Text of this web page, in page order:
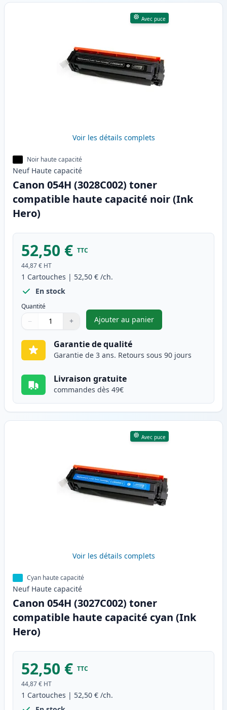
Avec puce
Voir les détails complets
Noir haute capacité
Neuf Haute capacité
Canon 054H (3028C002) toner
compatible haute capacité noir (Ink
Hero)
52,50 € TTC
44,87 € HT
1 Cartouches | 52,50 € /ch.
En stock
Quantité
Quantité
Utilisez les boutons pour ajuster
− +
Quantité
Ajouter au panier
,Canon 054H (3028C002)
Garantie de qualité
Garantie de 3 ans. Retours sous 90 jours
Livraison gratuite
commandes dès 49€
Avec puce
Voir les détails complets
Cyan haute capacité
Neuf Haute capacité
Canon 054H (3027C002) toner
compatible haute capacité cyan (Ink
Hero)
52,50 € TTC
44,87 € HT
1 Cartouches | 52,50 € /ch.